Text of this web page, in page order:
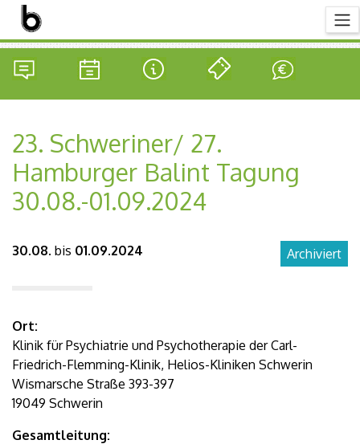
23. Schweriner/ 27.
Hamburger Balint Tagung
30.08.-01.09.2024
Archiviert
30.08. bis 01.09.2024
Ort:
Klinik für Psychiatrie und Psychotherapie der Carl-
Friedrich-Flemming-Klinik, Helios-Kliniken Schwerin
Wismarsche Straße 393-397
19049 Schwerin
Gesamtleitung: